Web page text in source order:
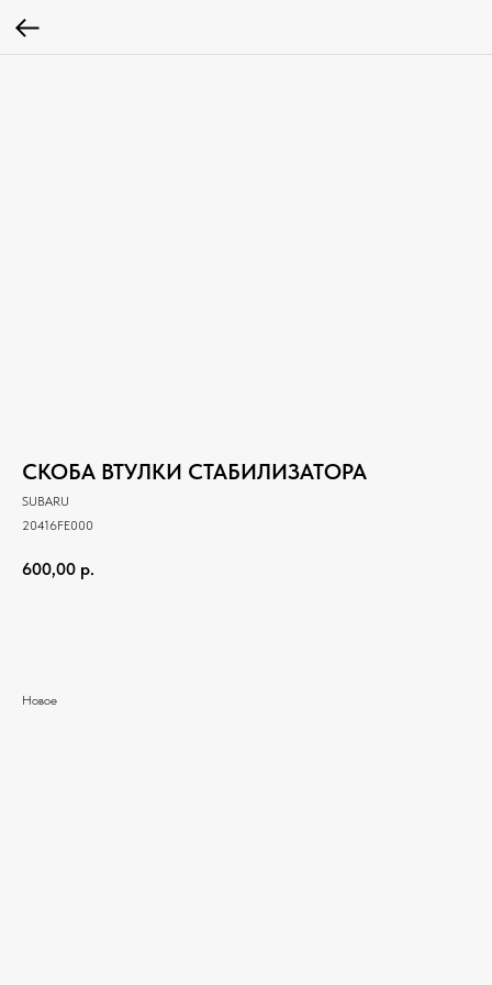
СКОБА ВТУЛКИ СТАБИЛИЗАТОРА
SUBARU
20416FE000
600,00 р.
Новое